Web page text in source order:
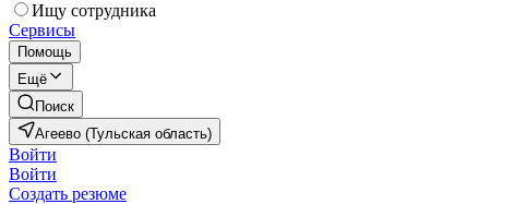
Ищу сотрудника
Сервисы
Помощь
Ещё
Поиск
Агеево (Тульская область)
Войти
Войти
Создать резюме